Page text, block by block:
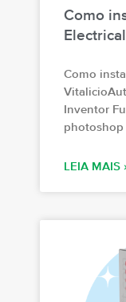
Como
Como
Inventor
photoshop
LEIA MAIS